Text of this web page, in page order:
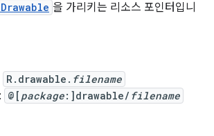
을 가리키는 리소스 포인터입니
R.drawable. filename
@[ package:]drawable/ filename